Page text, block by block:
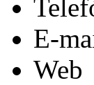
E-
Web